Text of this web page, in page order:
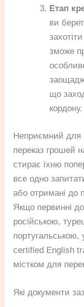
Етап
ви
зможе
що
кордону.
Неприємний для
переказ грошей
стирає їхню
все одно
або отримані до
Якщо первинні
російською,
certified English
містком для
Які документи